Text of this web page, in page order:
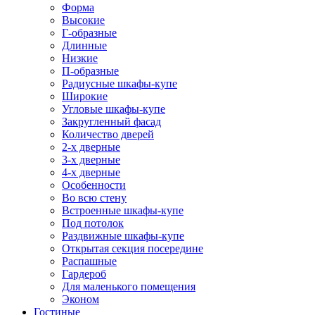
Форма
Высокие
Г-образные
Длинные
Низкие
П-образные
Радиусные шкафы-купе
Широкие
Угловые шкафы-купе
Закругленный фасад
Количество дверей
2-х дверные
3-х дверные
4-х дверные
Особенности
Во всю стену
Встроенные шкафы-купе
Под потолок
Раздвижные шкафы-купе
Открытая секция посередине
Распашные
Гардероб
Для маленького помещения
Эконом
Гостиные